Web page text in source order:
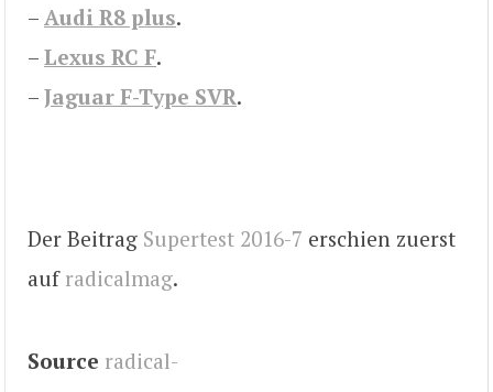
– Audi R8 plus.
– Lexus RC F.
– Jaguar F-Type SVR.
Der Beitrag Supertest 2016-7 erschien zuerst
auf radicalmag.
Source radical-